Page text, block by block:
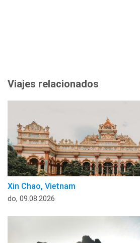
Viajes relacionados
Xin Chao, Vietnam
do, 09.08.2026